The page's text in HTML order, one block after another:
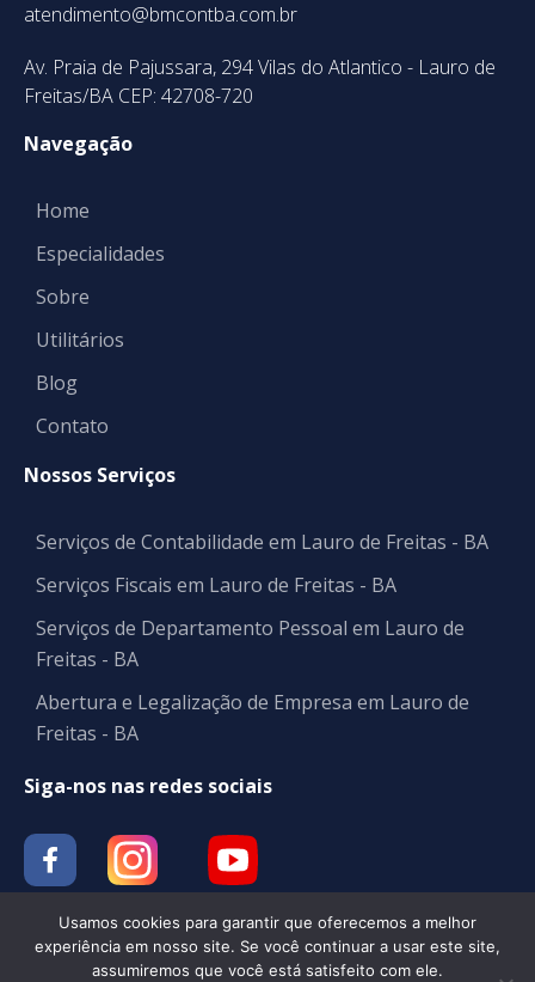
atendimento@bmcontba.com.br
Av. Praia de Pajussara, 294 Vilas do Atlantico - Lauro de
Freitas/BA CEP: 42708-720
Navegação
Home
Especialidades
Sobre
Utilitários
Blog
Contato
Nossos Serviços
Serviços de Contabilidade em Lauro de Freitas - BA
Serviços Fiscais em Lauro de Freitas - BA
Serviços de Departamento Pessoal em Lauro de
Freitas - BA
Abertura e Legalização de Empresa em Lauro de
Freitas - BA
Siga-nos nas redes sociais
Usamos cookies para garantir que oferecemos a melhor
experiência em nosso site. Se você continuar a usar este site,
assumiremos que você está satisfeito com ele.